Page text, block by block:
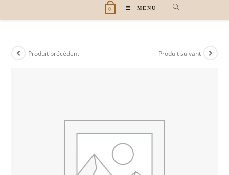
0 MENU
Produit précédent Produit suivant